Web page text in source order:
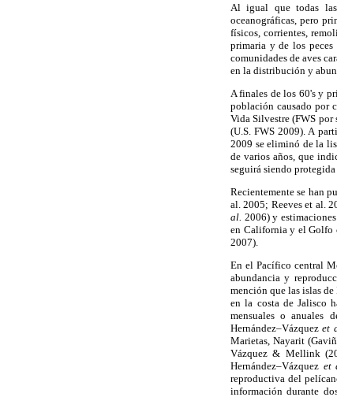
Al igual que todas
oceanográficas, pero
físicos, corrientes,
primaria y de los
comunidades de aves
en la distribución y
A finales de los 60's y
población causado por
Vida Silvestre (FWS por
(U.S. FWS 2009). A
2009 se eliminó de la
de varios años, que
seguirá siendo
Recientemente se han
al. 2005; Reeves et al.
al. 2006) y
en California y el Golfo
2007).
En el Pacífico central
abundancia y
mención que las islas
en la costa de Jalisco
mensuales o anuales
Hernández–Vázquezet
Marietas, Nayarit
Vázquez & Mellink
Hernández–Vázquez et
reproductiva del
información durante